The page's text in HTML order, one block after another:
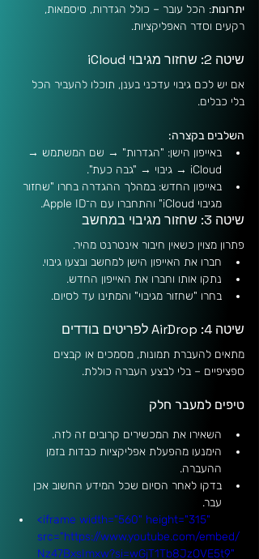
יתרונות: הכל עובר – כולל הגדרות, סיסמאות,
רקעים וסדר האפליקציות.
שיטה 2: שחזור מגיבוי iCloud
אם יש לכם גיבוי עדכני בענן, תוכלו להעביר הכל
בלי כבלים.
השלבים בקצרה:
באייפון הישן: "הגדרות" → שם המשתמש →
iCloud → גיבוי → "גבה כעת".
באייפון החדש: במהלך ההגדרה בחרו "שחזור
מגיבוי iCloud" והתחברו עם ה־Apple ID.
שיטה 3: שחזור מגיבוי במחשב
פתרון מצוין כשאין חיבור אינטרנט מהיר.
חברו את האייפון הישן למחשב ובצעו גיבוי.
נתקו אותו וחברו את האייפון החדש.
בחרו "שחזור מגיבוי" והמתינו עד לסיום.
שיטה 4: AirDrop לפריטים בודדים
מתאים להעברת תמונות, מסמכים או קבצים
ספציפיים – בלי לבצע העברה כוללת.
טיפים למעבר חלק
השאירו את המכשירים קרובים זה לזה.
הימנעו מהפעלת אפליקציות כבדות בזמן
ההעברה.
בדקו לאחר הסיום שכל המידע החשוב אכן
עבר.
<iframe width="560" height="315"
src="https://www.youtube.com/embed/
Nz47BxsImxw?si=wGjT1Tb8JzOVE5t9"